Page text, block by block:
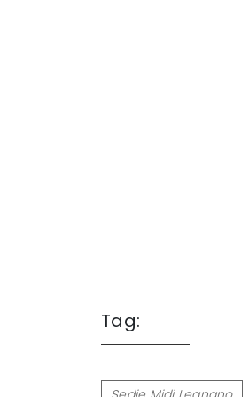
Tag: